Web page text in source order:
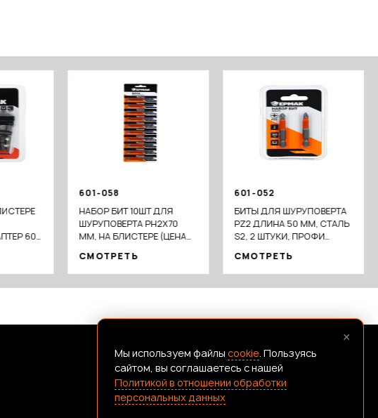
60
601-058
НАБОР БИТ 10ШТ ДЛЯ
ШУРУПОВЕРТА PH2Х70
ММ, НА БЛИСТЕРЕ (ЦЕНА
СМОТРЕТЬ
601-052
БИТЫ ДЛЯ ШУРУПОВЕРТА
PZ2 ДЛИНА 50 ММ, СТАЛЬ
S2, 2 ШТУКИ, ПРОФИ
СМОТРЕТЬ
FRANSHIZAERMAK@CONSTANTA-T.RU
×
Мы используем файлы cookie. Пользуясь
сайтом, вы соглашаетесь с нашей
Политикой в отношении обработки
персональных данных